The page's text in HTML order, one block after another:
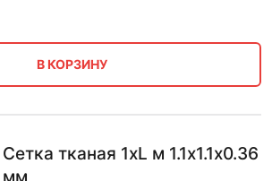
В КОРЗИНУ
Сетка тканая 1хL м 1.1х1.1х0.36
мм